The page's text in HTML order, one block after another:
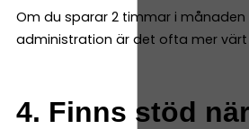
Om du sparar 2 timmar i
administration är det ofta mer
4. Finns stöd